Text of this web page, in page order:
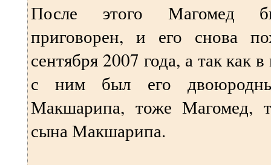
После этого Магомед
приговорен, и его снова
сентября 2007 года, а так как
с ним был его
Макшарипа, тоже Магомед,
сына Макшарипа.